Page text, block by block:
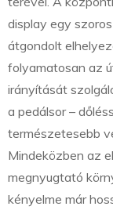
display egy
átgondolt
folyamatosan az
irányítását
a pedálsor –
természetesebb
Mindeközben az
megnyugtató
kényelme már